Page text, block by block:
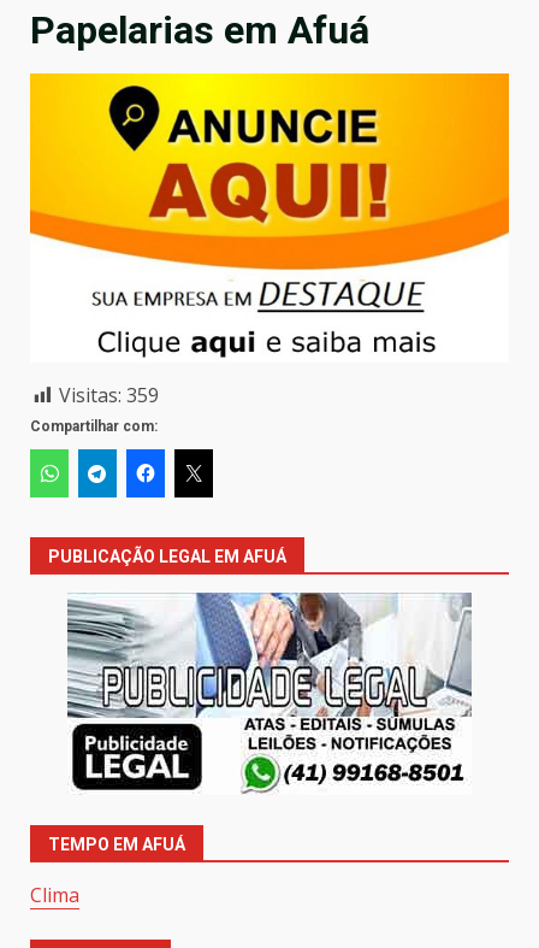
Papelarias em Afuá
Visitas: 359
Compartilhar com:
PUBLICAÇÃO LEGAL EM AFUÁ
TEMPO EM AFUÁ
Clima